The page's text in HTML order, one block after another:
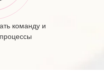
команду и